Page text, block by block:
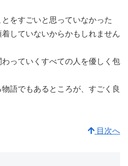
をすごいと思っていなかった
していないからかもしれません
っていくすべての人を優しく包
語でもあるところが、すごく良
目次へ